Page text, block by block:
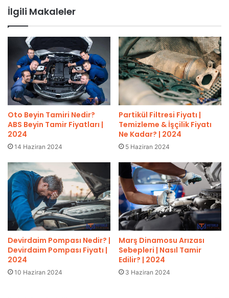
İlgili Makaleler
Oto Beyin Tamiri Nedir?
ABS Beyin Tamir Fiyatları |
2024
14 Haziran 2024
Partikül Filtresi Fiyatı |
Temizleme & İşçilik Fiyatı
Ne Kadar? | 2024
5 Haziran 2024
Devirdaim Pompası Nedir? |
Devirdaim Pompası Fiyatı |
2024
10 Haziran 2024
Marş Dinamosu Arızası
Sebepleri | Nasıl Tamir
Edilir? | 2024
3 Haziran 2024